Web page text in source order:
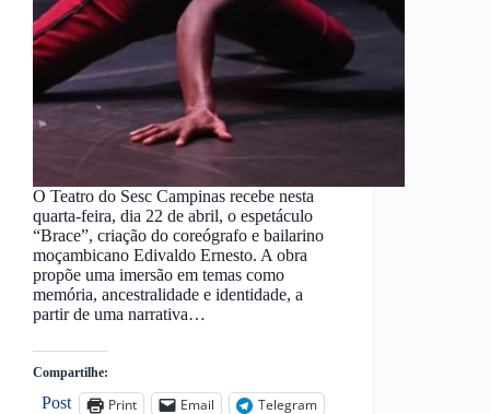
O Teatro do Sesc Campinas recebe nesta
quarta-feira, dia 22 de abril, o espetáculo
“Brace”, criação do coreógrafo e bailarino
moçambicano Edivaldo Ernesto. A obra
propõe uma imersão em temas como
memória, ancestralidade e identidade, a
partir de uma narrativa…
Compartilhe:
Post Print Email Telegram